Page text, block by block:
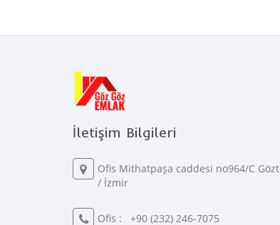
İletişim Bilgileri
Ofis Mithatpaşa caddesi no964/C
/ İzmir
Ofis : +90 (232) 246-7075